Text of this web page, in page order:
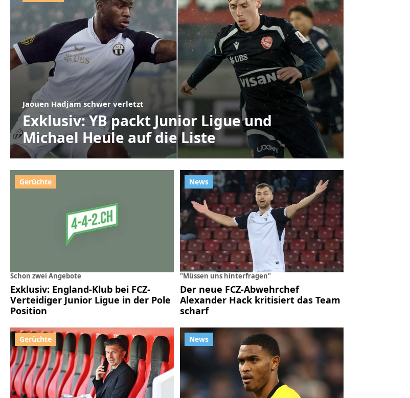
Jaouen Hadjam schwer verletzt
Exklusiv: YB packt Junior Ligue und
Michael Heule auf die Liste
Schon zwei Angebote
Exklusiv: England-Klub bei FCZ-
Verteidiger Junior Ligue in der Pole
Position
"Müssen uns hinterfragen"
Der neue FCZ-Abwehrchef
Alexander Hack kritisiert das Team
scharf